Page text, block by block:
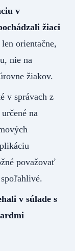
v
žiaci
orientačne,
nie na
žiakov.
v správach z
na
považovať
v súlade s